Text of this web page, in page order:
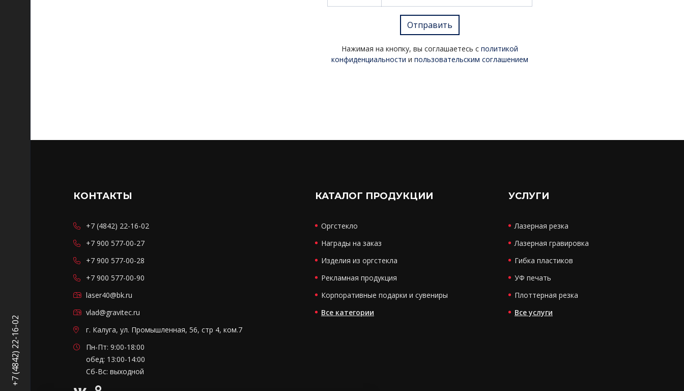
+7 (4842) 22-16-02
Отправить
Нажимая на кнопку, вы соглашаетесь с политикой
конфиденциальности и пользовательским соглашением
КОНТАКТЫ
+7 (4842) 22-16-02
+7 900 577-00-27
+7 900 577-00-28
+7 900 577-00-90
laser40@bk.ru
vlad@gravitec.ru
г. Калуга, ул. Промышленная, 56, стр 4, ком.7
Пн-Пт: 9:00-18:00
обед: 13:00-14:00
Сб-Вс: выходной
КАТАЛОГ ПРОДУКЦИИ
Оргстекло
Награды на заказ
Изделия из оргстекла
Рекламная продукция
Корпоративные подарки и сувениры
Все категории
УСЛУГИ
Лазерная резка
Лазерная гравировка
Гибка пластиков
УФ печать
Плоттерная резка
Все услуги